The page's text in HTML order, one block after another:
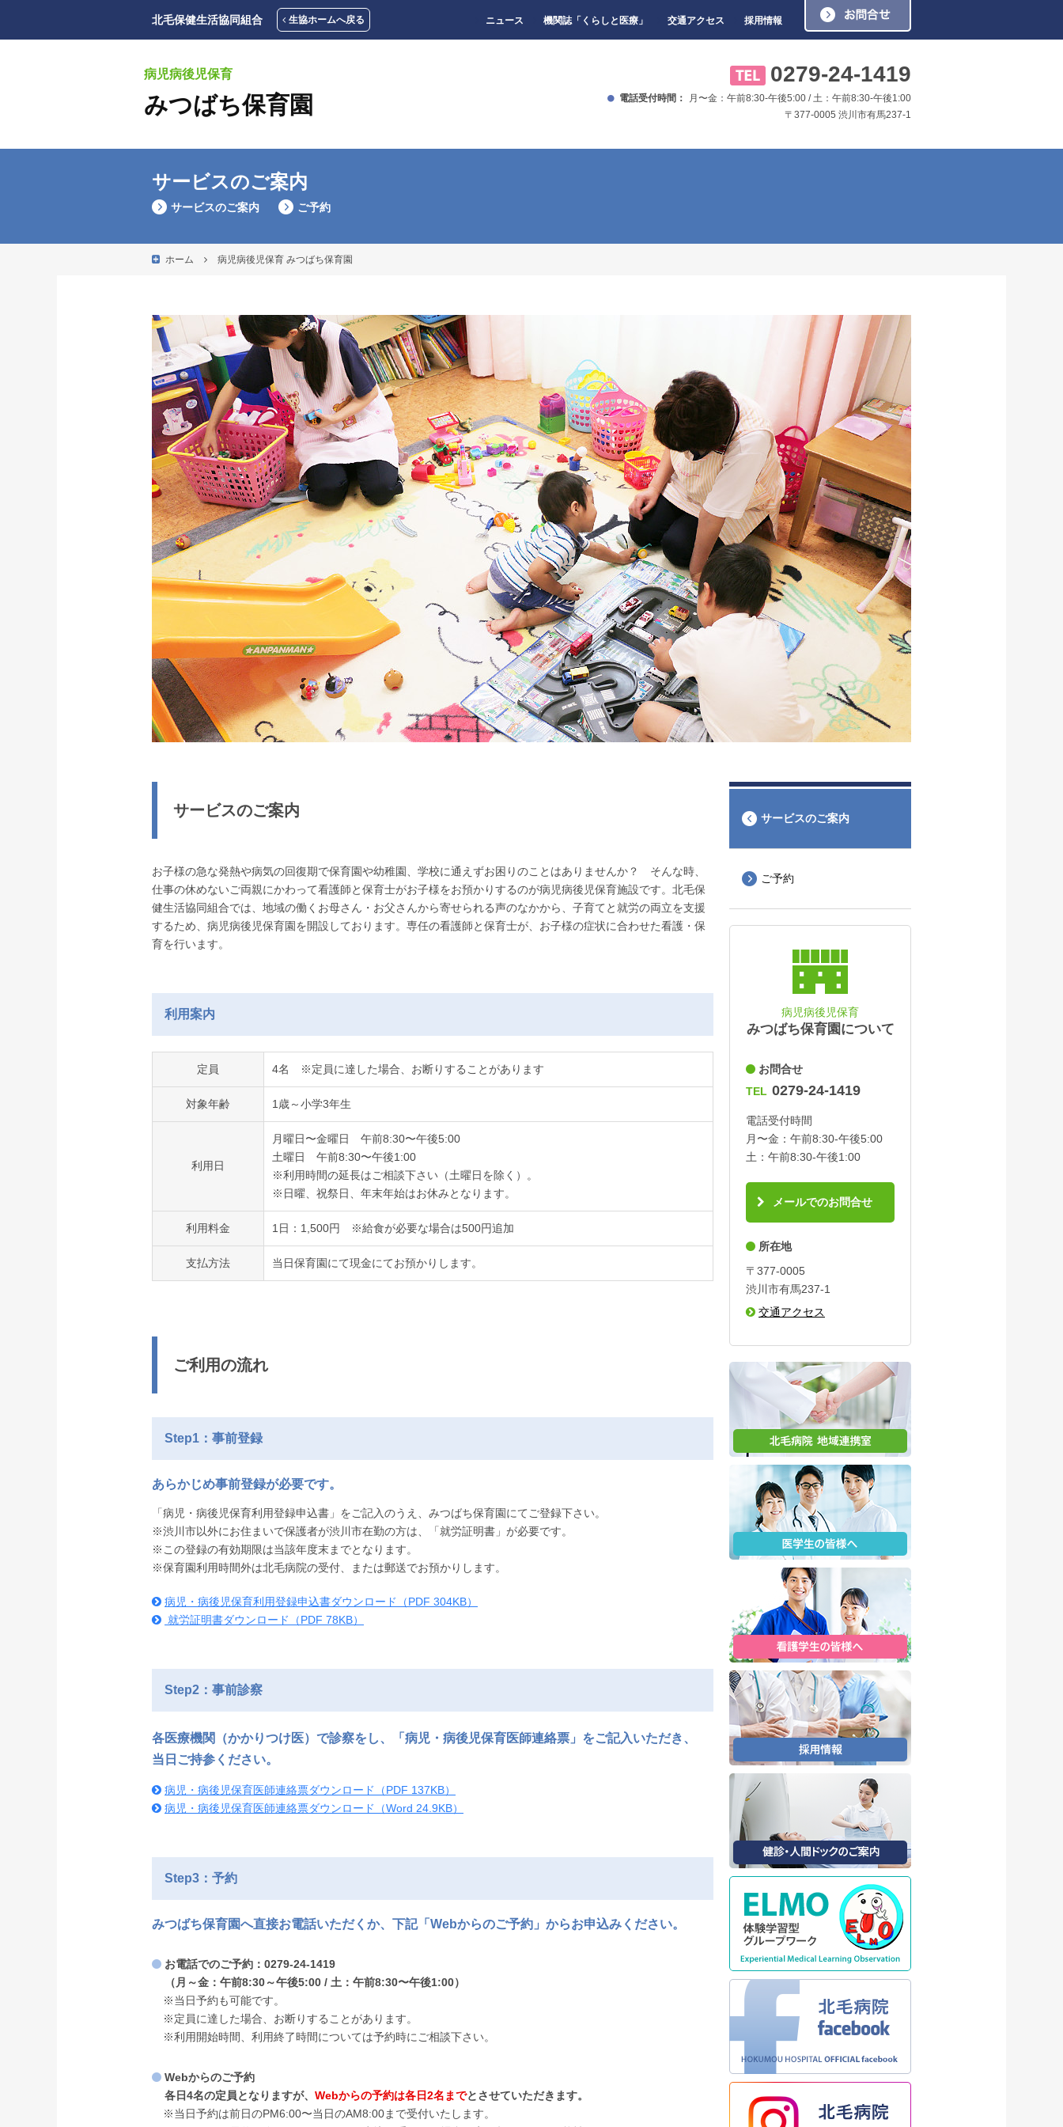
北毛保健生活協同組合 生協ホームへ戻る ニュース 機関誌「くらしと医療」 交通アクセス 採用情報
病児病後児保育
みつばち保育園
0279-24-1419
電話受付時間：
月〜金：午前8:30-午後5:00 / 土：午前8:30-午後1:00
〒377-0005 渋川市有馬237-1
サービスのご案内
サービスのご案内 ご予約
ホーム 病児病後児保育 みつばち保育園
サービスのご案内
お子様の急な発熱や病気の回復期で保育園や幼稚園、学校に通えずお困りのことはありませんか？ そんな時、
仕事の休めないご両親にかわって看護師と保育士がお子様をお預かりするのが病児病後児保育施設です。北毛保
健生活協同組合では、地域の働くお母さん・お父さんから寄せられる声のなかから、子育てと就労の両立を支援
するため、病児病後児保育園を開設しております。専任の看護師と保育士が、お子様の症状に合わせた看護・保
育を行います。
利用案内
定員 4名 ※定員に達した場合、お断りすることがあります
対象年齢 1歳～小学3年生
利用日
月曜日〜金曜日 午前8:30〜午後5:00
土曜日 午前8:30〜午後1:00
※利用時間の延長はご相談下さい（土曜日を除く）。
※日曜、祝祭日、年末年始はお休みとなります。
利用料金 1日：1,500円 ※給食が必要な場合は500円追加
支払方法 当日保育園にて現金にてお預かりします。
ご利用の流れ
Step1：事前登録
あらかじめ事前登録が必要です。
「病児・病後児保育利用登録申込書」をご記入のうえ、みつばち保育園にてご登録下さい。
※渋川市以外にお住まいで保護者が渋川市在勤の方は、「就労証明書」が必要です。
※この登録の有効期限は当該年度末までとなります。
※保育園利用時間外は北毛病院の受付、または郵送でお預かりします。
病児・病後児保育利用登録申込書ダウンロード（PDF 304KB）
就労証明書ダウンロード（PDF 78KB）
Step2：事前診察
各医療機関（かかりつけ医）で診察をし、「病児・病後児保育医師連絡票」をご記入いただき、
当日ご持参ください。
病児・病後児保育医師連絡票ダウンロード（PDF 137KB）
病児・病後児保育医師連絡票ダウンロード（Word 24.9KB）
Step3：予約
みつばち保育園へ直接お電話いただくか、下記「Webからのご予約」からお申込みください。
お電話でのご予約：0279-24-1419
（月～金：午前8:30～午後5:00 / 土：午前8:30〜午後1:00）
※当日予約も可能です。
※定員に達した場合、お断りすることがあります。
※利用開始時間、利用終了時間については予約時にご相談下さい。
Webからのご予約
各日4名の定員となりますが、 Webからの予約は各日2名までとさせていただきます。
※当日予約は前日のPM6:00〜当日のAM8:00まで受付いたします。
サービスのご案内
ご予約
病児病後児保育
みつばち保育園について
お問合せ
TEL 0279-24-1419
電話受付時間
月〜金：午前8:30-午後5:00
土：午前8:30-午後1:00
メールでのお問合せ
所在地
〒377-0005
渋川市有馬237-1
交通アクセス